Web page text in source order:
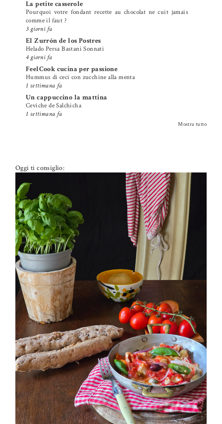
La petite casserole
Pourquoi votre fondant recette au chocolat ne cuit jamais
comme il faut ?
3 giorni fa
El Zurrón de los Postres
Helado Persa Bastani Sonnati
4 giorni fa
FeelCook cucina per passione
Hummus di ceci con zucchine alla menta
1 settimana fa
Un cappuccino la mattina
Ceviche de Salchicha
1 settimana fa
Mostra tutto
Oggi ti consiglio:
PETTI DI POLLO ALLA PIZZAIOLA